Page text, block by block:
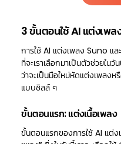
3 ขั้นตอนใช้ AI แต่งเพล
การใช้ AI แต่งเพลง Suno
ที่จะเราเลือกมาเป็นตัวช่วยในวั
ว่าจะเป็นมือใหม่หัดแต่งเพลง
แบบชิลล์ ๆ
ขั้นตอนแรก: แต่งเนื้อเพลง
ขั้นตอนแรกของการใช้ AI แต่ง